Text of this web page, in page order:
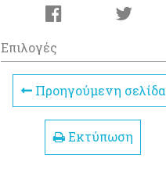
Επιλογές
Προηγούμενη σελίδα
Εκτύπωση